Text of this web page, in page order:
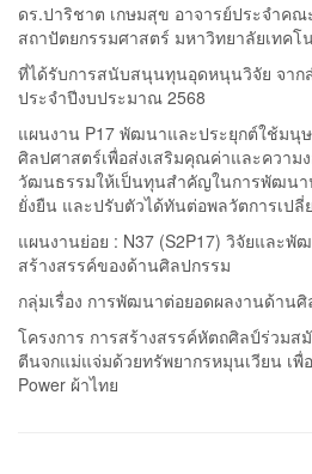
ดร.ปาริชาต เกษมสุข อาจารย์ประจำค
สถาปัตยกรรมศาสตร์ มหาวิทยาลัยเทค
ที่ได้รับการสนับสนุนทุนอุดหนุนวิจัย จาก
ประจำปีงบประมาณ 2568
แผนงาน P17 พัฒนาและประยุกต์ใช้มนุ
ศิลปศาสตร์เพื่อส่งเสริมคุณค่าและความ
วัฒนธรรมให้เป็นทุนสำคัญในการพัฒนา
ยั่งยืน และปรับตัวได้ทันต่อพลวัตการเปลี่
แผนงานย่อย : N37 (S2P17) วิจัยและ
สร้างสรรค์ของด้านศิลปกรรม
กลุ่มเรื่อง การพัฒนาต่อยอดผลงานด้านศิ
โครงการ การสร้างสรรค์หัตถศิลป์ร่วม
ตีนจกแม่แจ่มด้วยทรัพยากรหมุนเวียน เ
Power ผ้าไทย